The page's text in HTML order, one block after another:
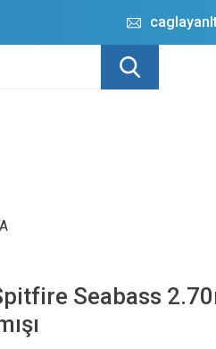
Seabass